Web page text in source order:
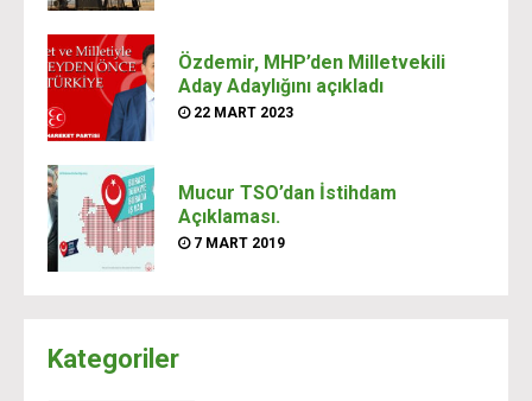
Özdemir, MHP’den Milletvekili
Aday Adaylığını açıkladı
22 MART 2023
Mucur TSO’dan İstihdam
Açıklaması.
7 MART 2019
Kategoriler